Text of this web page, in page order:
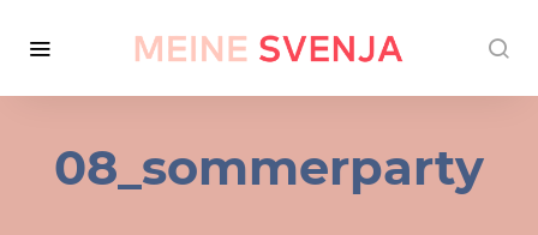
08_sommerparty